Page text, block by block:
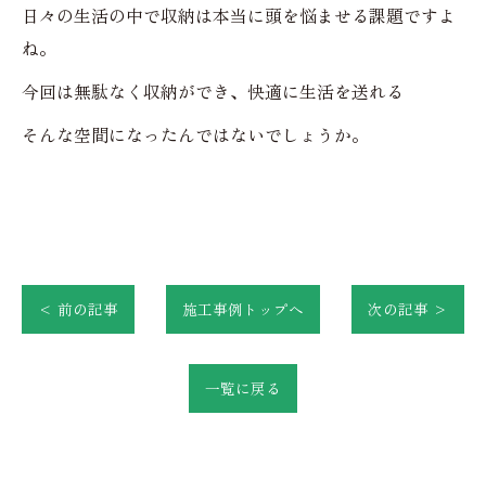
日々の生活の中で収納は本当に頭を悩ませる課題ですよ
ね。
今回は無駄なく収納ができ、快適に生活を送れる
そんな空間になったんではないでしょうか。
< 前の記事 施工事例トップへ 次の記事 >
一覧に戻る